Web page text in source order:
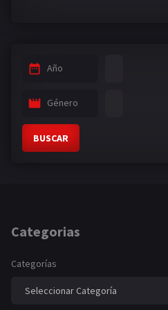
Año
Género
BUSCAR
Categorias
Categorías